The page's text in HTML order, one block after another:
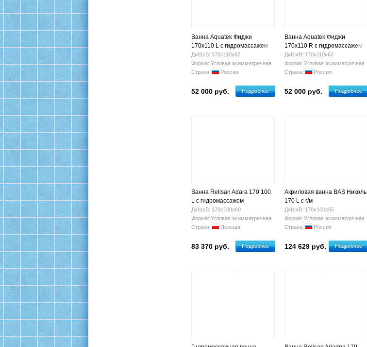
Ванна Aquatek Фиджи
170x110 L с гидромассажем
ДхШхВ: 170х110х62
Форма: Угловая асимметричная
Страна:
Россия
52 000 руб. Подробнее
Ванна Aquatek Фиджи
170x110 R с гидромассажем
ДхШхВ: 170х110х62
Форма: Угловая асимметричная
Страна:
Россия
52 000 руб. Подробнее
Ванна Relisan Adara 170 100
L с гидромассажем
ДхШхВ: 170х100х60
Форма: Угловая асимметричная
Страна:
Польша
83 370 руб. Подробнее
Акриловая ванна BAS Николь
170 L с г/м
ДхШхВ: 170х100х65
Форма: Угловая асимметричная
Страна:
Россия
124 629 руб. Подробнее